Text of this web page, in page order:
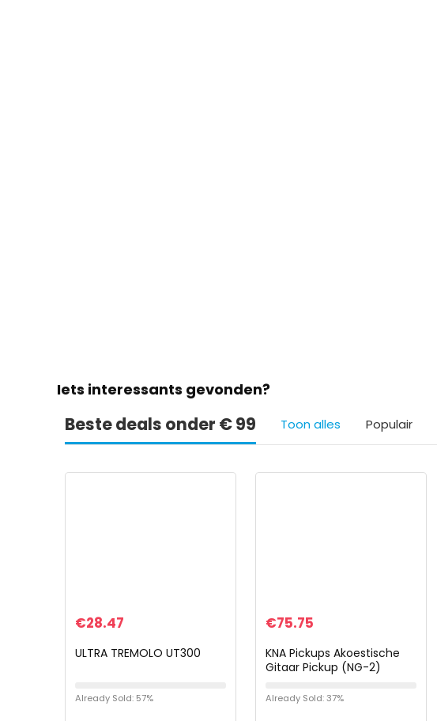
Iets interessants gevonden?
Beste deals onder € 99 Toon alles Populair
€28.47
ULTRA TREMOLO UT300
Already Sold: 57%
€75.75
KNA Pickups Akoestische
Gitaar Pickup (NG-2)
Already Sold: 37%